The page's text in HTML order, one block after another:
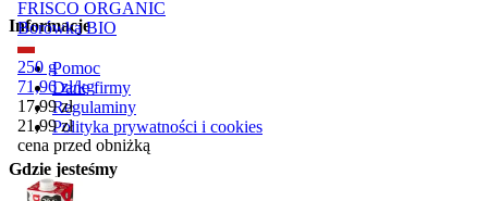
FRISCO ORGANIC
Borówka BIO
250 g
71,96 zł/kg
Cena promocyjna
17,99 zł
21,99 zł
cena przed obniżką
Informacje
Pomoc
Dane firmy
Regulaminy
Polityka prywatności i cookies
Gdzie jesteśmy